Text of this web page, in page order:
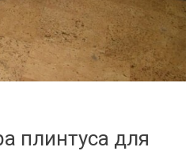
плинтуса для